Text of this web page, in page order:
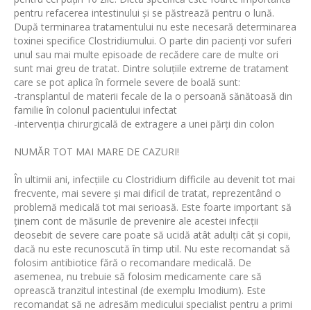
pentru refacerea intestinului și se păstrează pentru o lună.
După terminarea tratamentului nu este necesară determinarea
toxinei specifice Clostridiumului. O parte din pacienți vor suferi
unul sau mai multe episoade de recădere care de multe ori
sunt mai greu de tratat. Dintre soluțiile extreme de tratament
care se pot aplica în formele severe de boală sunt:
-transplantul de materii fecale de la o persoană sănătoasă din
familie în colonul pacientului infectat
-intervenția chirurgicală de extragere a unei părți din colon
NUMĂR TOT MAI MARE DE CAZURI!
În ultimii ani, infecțiile cu Clostridium difficile au devenit tot mai
frecvente, mai severe și mai dificil de tratat, reprezentând o
problemă medicală tot mai serioasă. Este foarte important să
ținem cont de măsurile de prevenire ale acestei infecții
deosebit de severe care poate să ucidă atât adulți cât și copii,
dacă nu este recunoscută în timp util. Nu este recomandat să
folosim antibiotice fără o recomandare medicală. De
asemenea, nu trebuie să folosim medicamente care să
oprească tranzitul intestinal (de exemplu Imodium). Este
recomandat să ne adresăm medicului specialist pentru a primi